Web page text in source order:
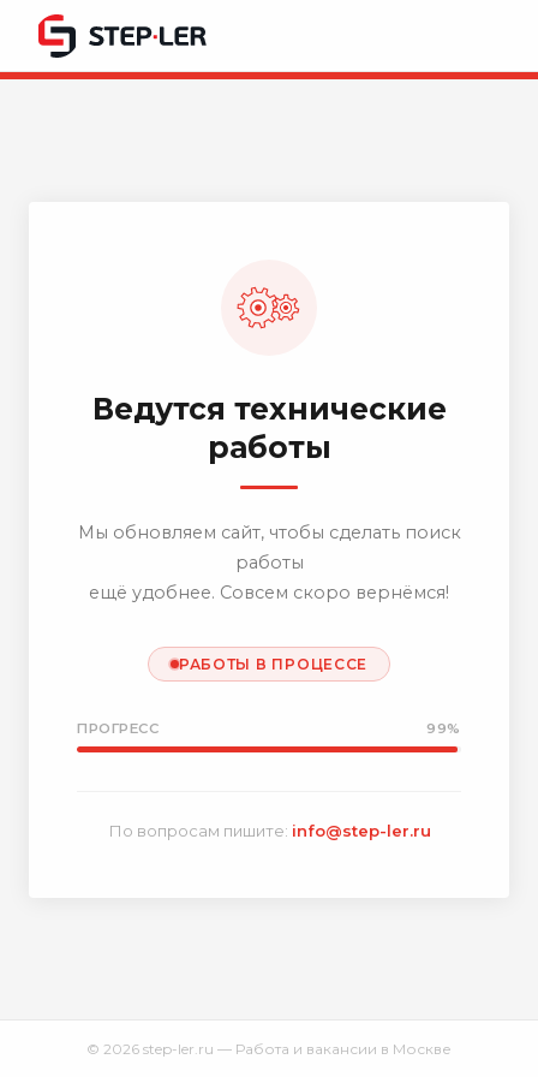
Ведутся технические
работы
Мы обновляем сайт, чтобы сделать поиск
работы
ещё удобнее. Совсем скоро вернёмся!
РАБОТЫ В ПРОЦЕССЕ
ПРОГРЕСС 99%
По вопросам пишите: info@step-ler.ru
© 2026 step-ler.ru — Работа и вакансии в Москве